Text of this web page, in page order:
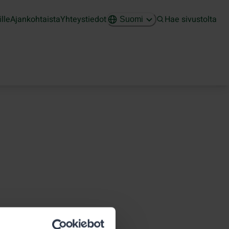
AjankohtaistaYhteystiedot Suomi Hae sivustolta